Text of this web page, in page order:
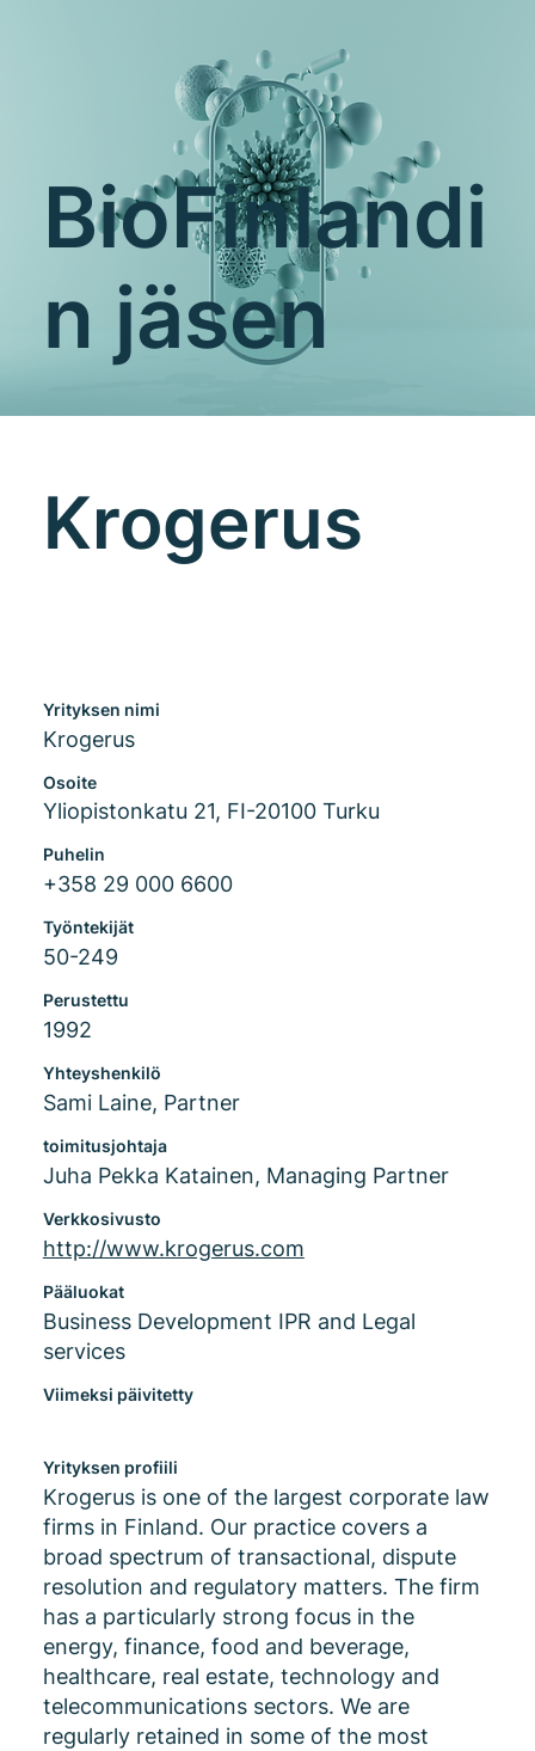
BioFinlandi
n jäsen
Krogerus
Yrityksen nimi
Krogerus
Osoite
Yliopistonkatu 21, FI-20100 Turku
Puhelin
+358 29 000 6600
Työntekijät
50-249
Perustettu
1992
Yhteyshenkilö
Sami Laine, Partner
toimitusjohtaja
Juha Pekka Katainen, Managing Partner
Verkkosivusto
http://www.krogerus.com
Pääluokat
Business Development IPR and Legal
services
Viimeksi päivitetty
Yrityksen profiili
Krogerus is one of the largest corporate law
firms in Finland. Our practice covers a
broad spectrum of transactional, dispute
resolution and regulatory matters. The firm
has a particularly strong focus in the
energy, finance, food and beverage,
healthcare, real estate, technology and
telecommunications sectors. We are
regularly retained in some of the most